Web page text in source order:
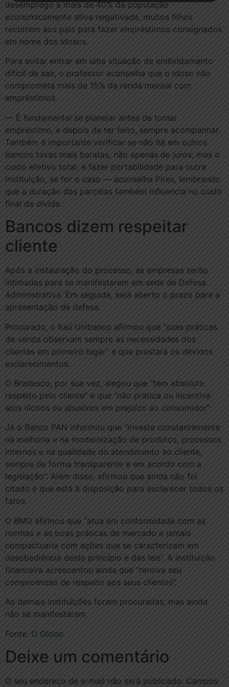
desemprego e mais de 40% da população
economicamente ativa negativada, muitos filhos
recorrem aos pais para fazer empréstimos consignados
em nome dos idosos.
Para evitar entrar em uma situação de endividamento
difícil de sair, o professor aconselha que o idoso não
comprometa mais de 15% da renda mensal com
empréstimos.
— É fundamental se planejar antes de tomar
empréstimo, e depois de ter feito, sempre acompanhar.
Também é importante verificar se não há em outros
bancos taxas mais baratas, não apenas de juros, mas o
custo efetivo total, e fazer portabilidade para outra
instituição, se for o caso — aconselha Pires, lembrando
que a duração das parcelas também influencia no custo
final da dívida.
Bancos dizem respeitar
cliente
Após a instauração do processo, as empresas serão
intimadas para se manifestarem em sede de Defesa
Administrativa. Em seguida, será aberto o prazo para a
apresentação de defesa.
Procurado, o Itaú Unibanco afirmou que “suas práticas
de venda observam sempre as necessidades dos
clientes em primeiro lugar” e que prestará os devidos
esclarecimentos.
O Bradesco, por sua vez, alegou que “tem absoluto
respeito pelo cliente” e que “não pratica ou incentiva
atos ilícitos ou abusivos em prejuízo ao consumidor”.
Já o Banco PAN informou que “investe constantemente
na melhoria e na modernização de produtos, processos
internos e na qualidade do atendimento ao cliente,
sempre de forma transparente e em acordo com a
legislação”. Além disso, afirmou que ainda não foi
citado e que está à disposição para esclarecer todos os
fatos.
O BMG afirmou que “atua em conformidade com as
normas e as boas práticas de mercado e jamais
compactuaria com ações que se caracterizam em
desobediência deste princípio e das leis”. A instituição
financeira acrescentou ainda que “renova seu
compromisso de respeito aos seus clientes”.
As demais instituições foram procuradas, mas ainda
não se manifestaram.
Fonte: O Globo
Deixe um comentário
O seu endereço de e-mail não será publicado. Campos